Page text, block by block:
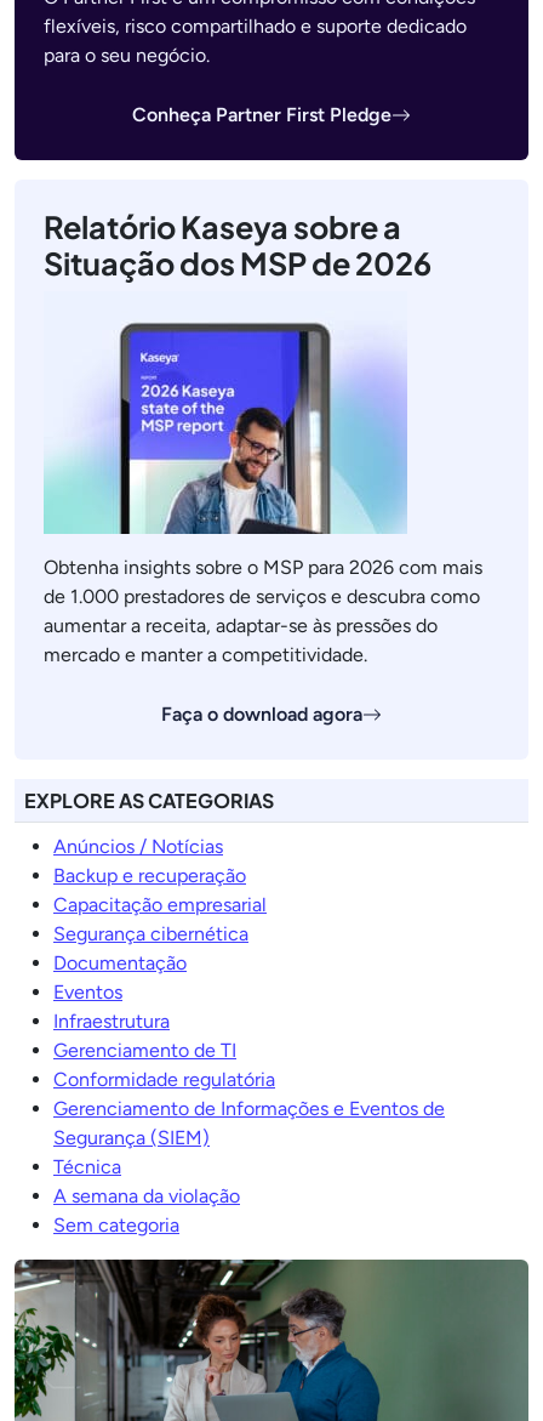
flexíveis, risco compartilhado e suporte dedicado
para o seu negócio.
Conheça Partner First Pledge
Relatório Kaseya sobre a
Situação dos MSP de 2026
Obtenha insights sobre o MSP para 2026 com mais
de 1.000 prestadores de serviços e descubra como
aumentar a receita, adaptar-se às pressões do
mercado e manter a competitividade.
Faça o download agora
EXPLORE AS CATEGORIAS
Anúncios / Notícias
Backup e recuperação
Capacitação empresarial
Segurança cibernética
Documentação
Eventos
Infraestrutura
Gerenciamento de TI
Conformidade regulatória
Gerenciamento de Informações e Eventos de
Segurança (SIEM)
Técnica
A semana da violação
Sem categoria